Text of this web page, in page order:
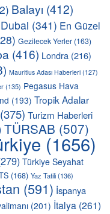
Balayı (412)
Dubai (341) En Güzel
Gezilecek Yerler (163)
(416) Londra (216)
Mauritius Adası Haberleri (127)
(135) Pegasus Hava
(193) Tropik Adalar
(375) Turizm Haberleri
TÜRSAB (507)
(1656)
Türkiye Seyahat
(168) Yaz Tatili(136)
(591) İspanya
(201) İtalya (261)